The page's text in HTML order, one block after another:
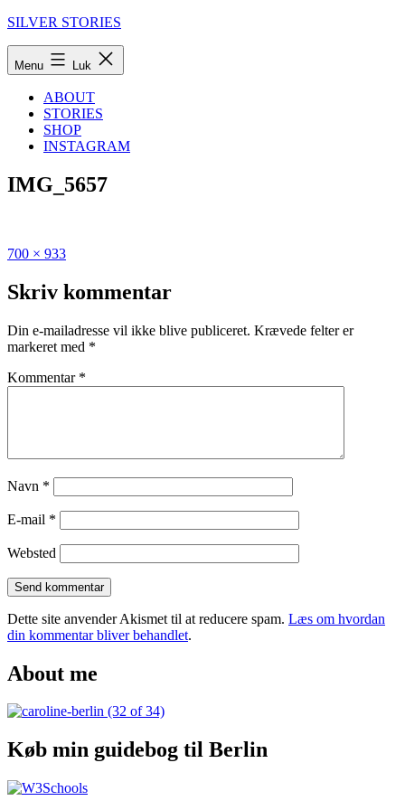
Fortsæt
SILVER STORIES
Menu Luk
ABOUT
STORIES
SHOP
INSTAGRAM
IMG_5657
Udgivet
Den
store
til
syv
dage
Fuld
700 × 933
Skriv kommentar
Din e-mailadresse vil ikke blive publiceret. Krævede felter er
markeret med *
Kommentar *
Navn *
E-mail *
Websted
Dette site anvender Akismet til at reducere spam. Læs om hvordan
din kommentar bliver behandlet.
About me
Køb min guidebog til Berlin